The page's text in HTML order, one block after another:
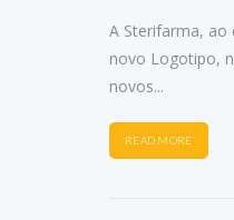
A Sterifarma, ao
novo Logotipo,
novos...
READ MORE